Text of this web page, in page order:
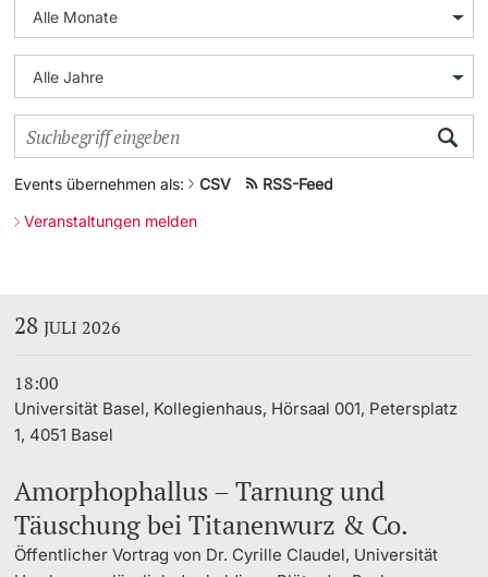
Doktorierende
weitere Informationen
Dozierende
Universität in den Medien
Veranstaltungskalender
Social Media
Podcasts
Ukraine
Weiterbildung
Universität
Veranstaltungen melden
Events übernehmen als: CSV RSS-Feed
28JULI 2026
18:00
Universität Basel, Kollegienhaus, Hörsaal 001, Petersplatz
1, 4051 Basel
Amorphophallus – Tarnung und
Täuschung bei Titanenwurz & Co.
Öffentlicher Vortrag von Dr. Cyrille Claudel, Universität